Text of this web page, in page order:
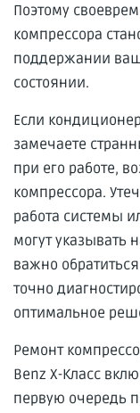
Поэтому
компрессора
поддержании
состоянии.
Если
замечаете
при его работе,
компрессора.
работа системы
могут указывать
важно
точно
оптимальное
Ремонт
Benz X-Класс
первую очередь